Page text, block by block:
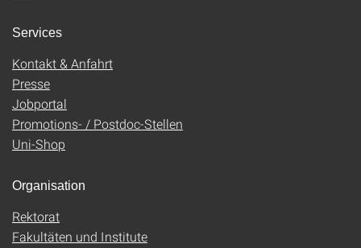
Services
Kontakt & Anfahrt
Presse
Jobportal
Promotions- / Postdoc-Stellen
Uni-Shop
Organisation
Rektorat
Fakultäten und Institute